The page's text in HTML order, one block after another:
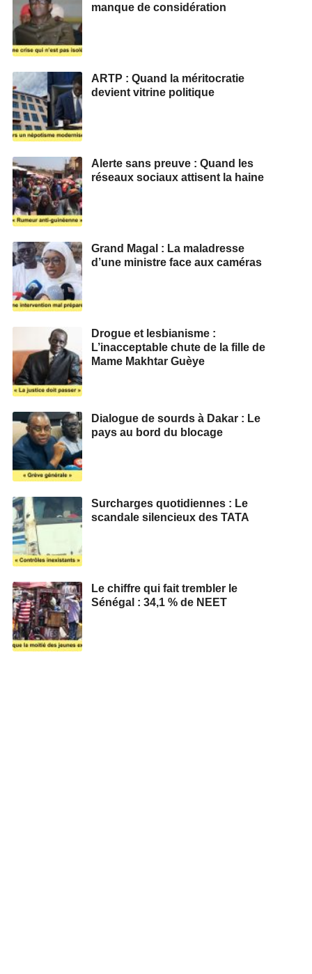
manque de considération
ARTP : Quand la méritocratie
devient vitrine politique
Alerte sans preuve : Quand les
réseaux sociaux attisent la haine
Grand Magal : La maladresse
d’une ministre face aux caméras
Drogue et lesbianisme :
L’inacceptable chute de la fille de
Mame Makhtar Guèye
Dialogue de sourds à Dakar : Le
pays au bord du blocage
Surcharges quotidiennes : Le
scandale silencieux des TATA
Le chiffre qui fait trembler le
Sénégal : 34,1 % de NEET